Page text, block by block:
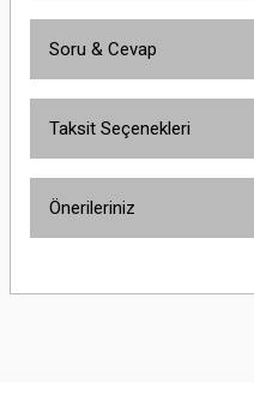
Soru & Cevap
Taksit Seçenekleri
Önerileriniz
yetersiz gördüğünüz noktaları